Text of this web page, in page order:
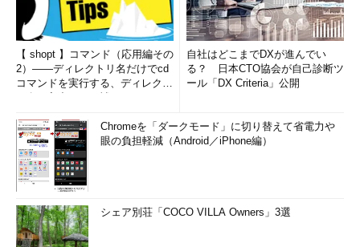
【 shopt 】コマンド（応用編その
2）――ディレクトリ名だけでcd
コマンドを実行する、ディレクト
自社はどこまでDXが進んでい
る？ 日本CTO協会が自己診断ツ
ール「DX Criteria」公開
Chromeを「ダークモード」に切り替えて省電力や
眼の負担軽減（Android／iPhone編）
シェア別荘「COCO VILLA Owners」3選